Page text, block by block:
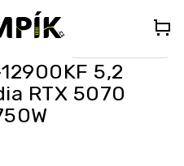
– Vyberte si Kingdom Come:
5 (do poznámky uveďte „KCDII“
5,2
RTX 5070